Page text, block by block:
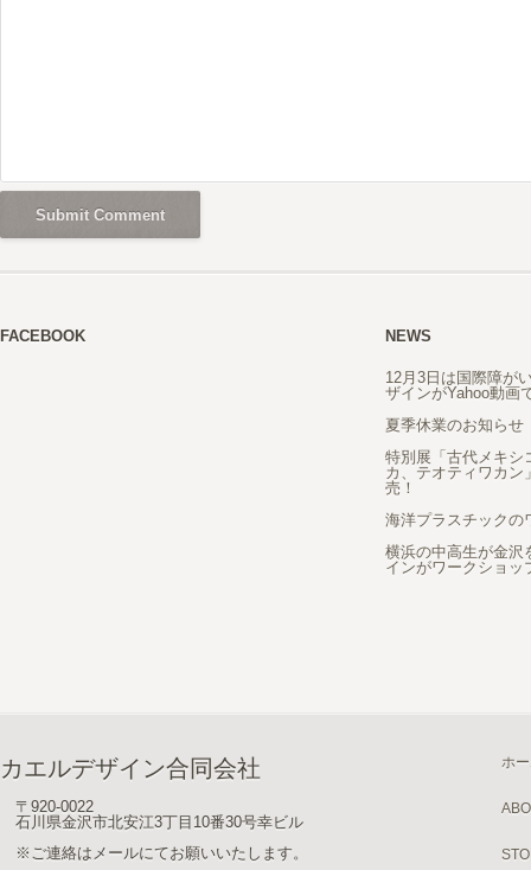
FACEBOOK NEWS
12月3日は国際障が
ザインがYahoo動画
夏季休業のお知らせ
特別展「古代メキ
カ、テオティワカン
売！
海洋プラスチックの
横浜の中高生が金沢
インがワークショッ
カエルデザイン合同会社
〒920-0022
石川県金沢市北安江3丁目10番30号幸ビル
※ご連絡はメールにてお願いいたします。
ホ